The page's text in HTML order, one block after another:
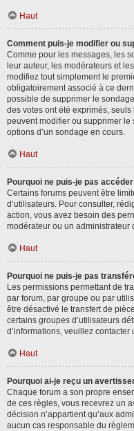
Haut
Comment puis-je modifier ou
Comme pour les messages, les
leur auteur, les modérateurs et
modifiez tout simplement le
obligatoirement associé à ce
possible de supprimer le
des votes ont été exprimés,
peuvent modifier ou supprimer
options d’un sondage en cours.
Haut
Pourquoi ne puis-je pas
Certains forums peuvent être
d’utilisateurs. Pour consulter,
action, vous avez besoin des
modérateur ou un administrateur
Haut
Pourquoi ne puis-je pas
Les permissions permettant de
par forum, par groupe ou par
être désactivé le transfert de
certains groupes d’utilisateurs
d’informations, veuillez
Haut
Pourquoi ai-je reçu un
Chaque forum a son propre
de ces règles, vous recevrez un
décision n’appartient qu’aux
aucun cas responsable du